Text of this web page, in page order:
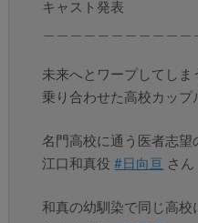
キャスト発表
＿＿＿＿＿＿＿＿＿＿
未来へとワープしてしま
乗り合わせた高校カップ
名門高校に通う医者志望
江口和真役#日向亘 さん
和真の幼馴染で同じ高校